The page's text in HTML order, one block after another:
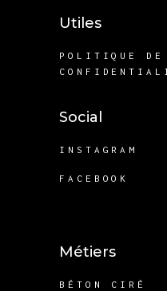
Utiles
POLITIQUE DE
Social
INSTAGRAM
FACEBOOK
Métiers
BÉTON CIRÉ